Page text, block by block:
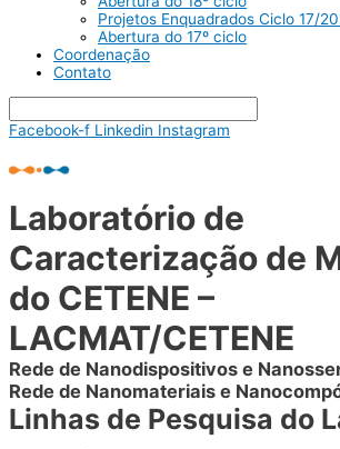
Projetos Enquadrados Ciclo 17/
Abertura do 17º ciclo
Coordenação
Contato
Facebook-f Linkedin Instagram
Laboratório de
Caracterização de
do CETENE –
LACMAT/CETENE
Rede de Nanodispositivos e
Rede de Nanomateriais e
Linhas de Pesquisa do